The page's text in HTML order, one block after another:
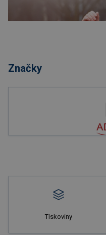
Značky
Tiskoviny